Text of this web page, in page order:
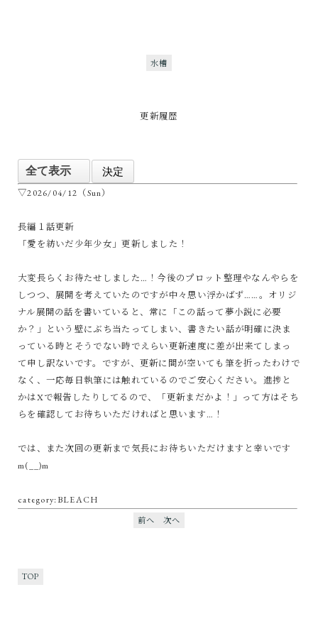
水槽
更新履歴
▽2026/04/12（Sun）
長編１話更新
「愛を紡いだ少年少女」更新しました！
大変長らくお待たせしました…！今後のプロット整理やなんやらを
しつつ、展開を考えていたのですが中々思い浮かばず……。オリジ
ナル展開の話を書いていると、常に「この話って夢小説に必要
か？」という壁にぶち当たってしまい、書きたい話が明確に決ま
っている時とそうでない時でえらい更新速度に差が出来てしまっ
て申し訳ないです。ですが、更新に間が空いても筆を折ったわけで
なく、一応毎日執筆には触れているのでご安心ください。進捗と
かはXで報告したりしてるので、「更新まだかよ！」って方はそち
らを確認してお待ちいただければと思います…！
では、また次回の更新まで気長にお待ちいただけますと幸いです
m(__)m
category:BLEACH
前へ 次へ
TOP